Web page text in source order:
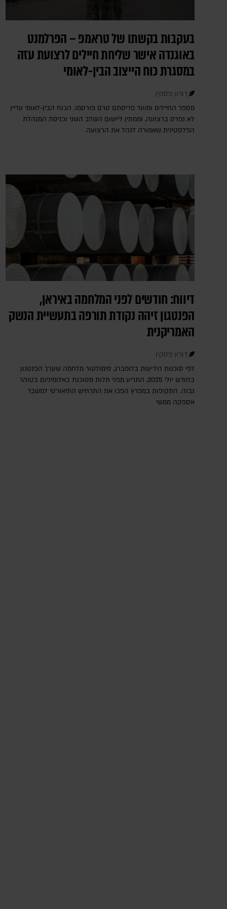
בעקבות בקשתו של טראמפ – הפרלמנט
באוגנדה אישר שליחת חיילים לרצועת עזה
במסגרת כוח הייצוב הבין-לאומי
דורון פסקין
מספר החיילים ומועד פריסתם טרם פורסמו. הכוח הבין-לאומי עדיין
לא נפרס ברצועה, וממתין ליישום השלב השני וכניסת המנהלת
הפלסטינית שאמורה לנהל את הרצועה
דיווח: חודשים לפני המלחמה באיראן,
הפנטגון זיהה נקודת תורפה בתעשיית הנשק
האמריקנית
דורון פסקין
לפי סוכנות הידיעות בלומברג, סימולטור מלחמה שערך הפנטגון
בחודש יולי 2025, התריע מפני תלות מסוכנת באלומיניום בטוהר
גבוה. התקיפות במפרץ הפכו את התרחיש התיאורטי למשבר
אספקה ממשי